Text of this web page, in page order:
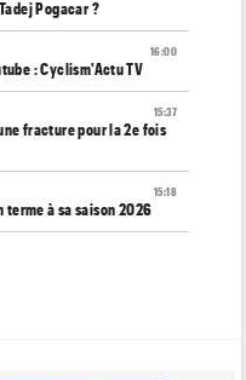
Pogacar ?
16:00
: Cyclism'Actu TV
15:37
fracture pour la 2e fois
15:18
terme à sa saison 2026
suivre Demi"